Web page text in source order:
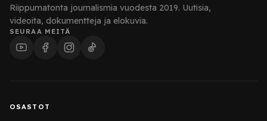
Riippumatonta journalismia vuodesta 2019. Uutisia,
videoita, dokumentteja ja elokuvia.
SEURAA MEITÄ
OSASTOT